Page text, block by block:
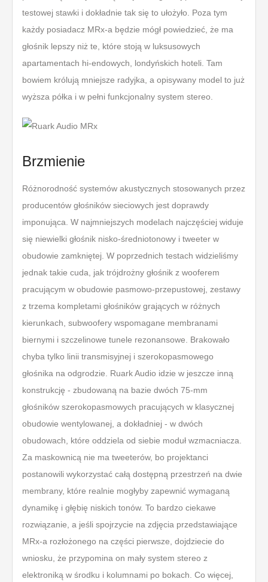
testowej stawki i dokładnie tak się to ułożyło. Poza tym
każdy posiadacz MRx-a będzie mógł powiedzieć, że ma
głośnik lepszy niż te, które stoją w luksusowych
apartamentach hi-endowych, londyńskich hoteli. Tam
bowiem królują mniejsze radyjka, a opisywany model to już
wyższa półka i w pełni funkcjonalny system stereo.
Brzmienie
Różnorodność systemów akustycznych stosowanych przez
producentów głośników sieciowych jest doprawdy
imponująca. W najmniejszych modelach najczęściej widuje
się niewielki głośnik nisko-średniotonowy i tweeter w
obudowie zamkniętej. W poprzednich testach widzieliśmy
jednak takie cuda, jak trójdrożny głośnik z wooferem
pracującym w obudowie pasmowo-przepustowej, zestawy
z trzema kompletami głośników grających w różnych
kierunkach, subwoofery wspomagane membranami
biernymi i szczelinowe tunele rezonansowe. Brakowało
chyba tylko linii transmisyjnej i szerokopasmowego
głośnika na odgrodzie. Ruark Audio idzie w jeszcze inną
konstrukcję - zbudowaną na bazie dwóch 75-mm
głośników szerokopasmowych pracujących w klasycznej
obudowie wentylowanej, a dokładniej - w dwóch
obudowach, które oddziela od siebie moduł wzmacniacza.
Za maskownicą nie ma tweeterów, bo projektanci
postanowili wykorzystać całą dostępną przestrzeń na dwie
membrany, które realnie mogłyby zapewnić wymaganą
dynamikę i głębię niskich tonów. To bardzo ciekawe
rozwiązanie, a jeśli spojrzycie na zdjęcia przedstawiające
MRx-a rozłożonego na części pierwsze, dojdziecie do
wniosku, że przypomina on mały system stereo z
elektroniką w środku i kolumnami po bokach. Co więcej,